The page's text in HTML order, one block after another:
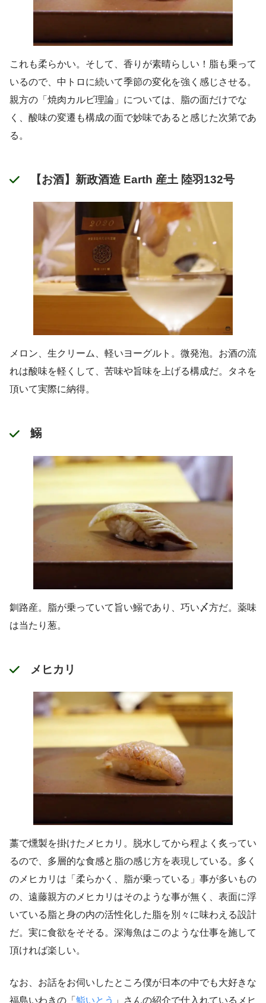
これも柔らかい。そして、香りが素晴らしい！脂も乗って
いるので、中トロに続いて季節の変化を強く感じさせる。
親方の「焼肉カルビ理論」については、脂の面だけでな
く、酸味の変遷も構成の面で妙味であると感じた次第であ
る。
【お酒】新政酒造 Earth 産土 陸羽132号
メロン、生クリーム、軽いヨーグルト。微発泡。お酒の流
れは酸味を軽くして、苦味や旨味を上げる構成だ。タネを
頂いて実際に納得。
鰯
釧路産。脂が乗っていて旨い鰯であり、巧い〆方だ。薬味
は当たり葱。
メヒカリ
藁で燻製を掛けたメヒカリ。脱水してから程よく炙ってい
るので、多層的な食感と脂の感じ方を表現している。多く
のメヒカリは「柔らかく、脂が乗っている」事が多いもの
の、遠藤親方のメヒカリはそのような事が無く、表面に浮
いている脂と身の内の活性化した脂を別々に味わえる設計
だ。実に食欲をそそる。深海魚はこのような仕事を施して
頂ければ楽しい。
なお、お話をお伺いしたところ僕が日本の中でも大好きな
福島いわきの「 鮨いとう 」さんの紹介で仕入れているメヒ